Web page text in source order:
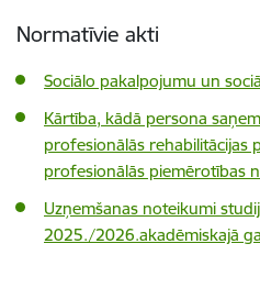
Normatīvie akti
Sociālo pakalpojumu un
Kārtība, kādā persona
profesionālās rehabilitācijas
profesionālās piemērotības
Uzņemšanas noteikumi
2025./2026.akadēmiskajā